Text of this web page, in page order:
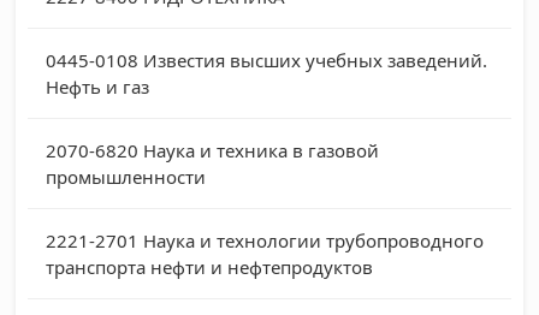
0445-0108 Известия высших учебных заведений.
Нефть и газ
2070-6820 Наука и техника в газовой
промышленности
2221-2701 Наука и технологии трубопроводного
транспорта нефти и нефтепродуктов